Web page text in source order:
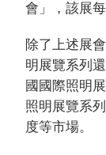
會」，該展
除了上述展
明展覽系列
國國際照明
照明展覽系
度等市場。